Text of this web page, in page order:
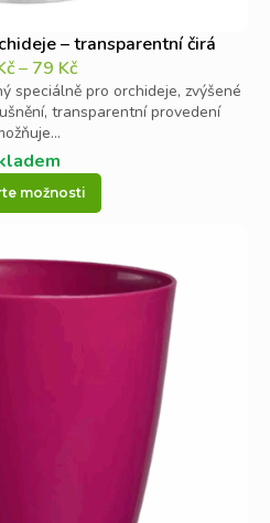
– transparentní čirá
– 79 Kč
speciálně pro orchideje, zvýšené
transparentní provedení
možnosti